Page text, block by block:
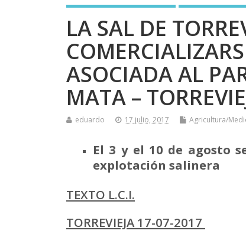
LA SAL DE
ASOCIADA AL
MATA –
eduardo 17 julio, 2017 Agricultura/
El 3 y el 10 de agosto
explotación salinera
TEXTO L.C.I.
TORREVIEJA 17-07-2017